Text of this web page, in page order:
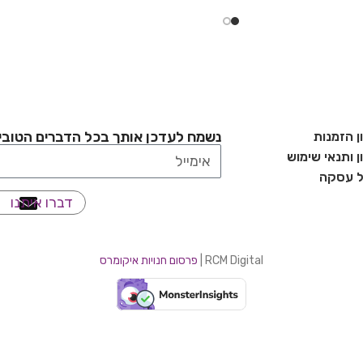
הזמנות
ותנאי שימוש
עסקה
נשמח לעדכן אותך בכל הדברים
דברו איתנו
RCM Digital | פרסום חנויות איקומרס